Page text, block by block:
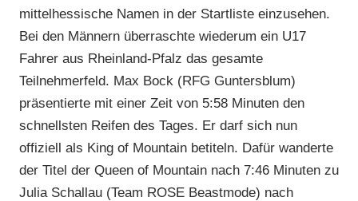
mittelhessische Namen in der Startliste einzusehen.
Bei den Männern überraschte wiederum ein U17
Fahrer aus Rheinland-Pfalz das gesamte
Teilnehmerfeld. Max Bock (RFG Guntersblum)
präsentierte mit einer Zeit von 5:58 Minuten den
schnellsten Reifen des Tages. Er darf sich nun
offiziell als King of Mountain betiteln. Dafür wanderte
der Titel der Queen of Mountain nach 7:46 Minuten zu
Julia Schallau (Team ROSE Beastmode) nach